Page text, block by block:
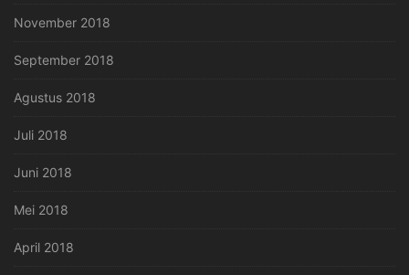
November 2018
September 2018
Agustus 2018
Juli 2018
Juni 2018
Mei 2018
April 2018